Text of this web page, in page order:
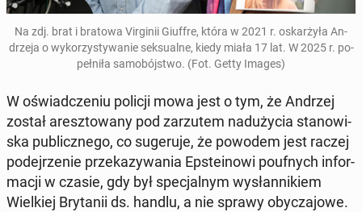
Na zdj. brat i bratowa Vir­gi­nii Giuffre, która w 2021 r. oskar­ży­ła An­
drze­ja o wy­ko­rzy­sty­wa­nie sek­su­al­ne, kiedy miała 17 lat. W 2025 r. po­
peł­ni­ła sa­mo­bój­stwo. (Fot. Getty Images)
W oświad­cze­niu policji mowa jest o tym, że Andrzej
został aresz­to­wa­ny pod za­rzu­tem nad­uży­cia sta­no­wi­
ska pu­blicz­ne­go, co su­ge­ru­je, że powodem jest raczej
po­dej­rze­nie prze­ka­zy­wa­nia Ep­ste­ino­wi po­uf­nych in­for­
ma­cji w czasie, gdy był spe­cjal­nym wy­słan­ni­kiem
Wiel­kiej Bry­ta­nii ds. handlu, a nie sprawy oby­cza­jo­we.